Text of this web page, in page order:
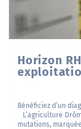
Horizon
Bénéficiez d’un
L’agriculture
mutations,